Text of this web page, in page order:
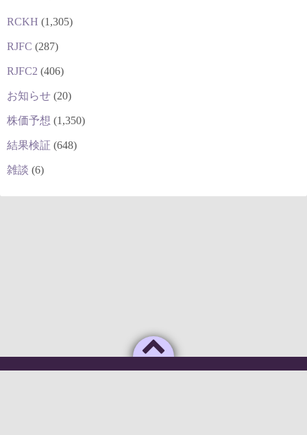
RCKH (1,305)
RJFC (287)
RJFC2 (406)
お知らせ (20)
株価予想 (1,350)
結果検証 (648)
雑談 (6)